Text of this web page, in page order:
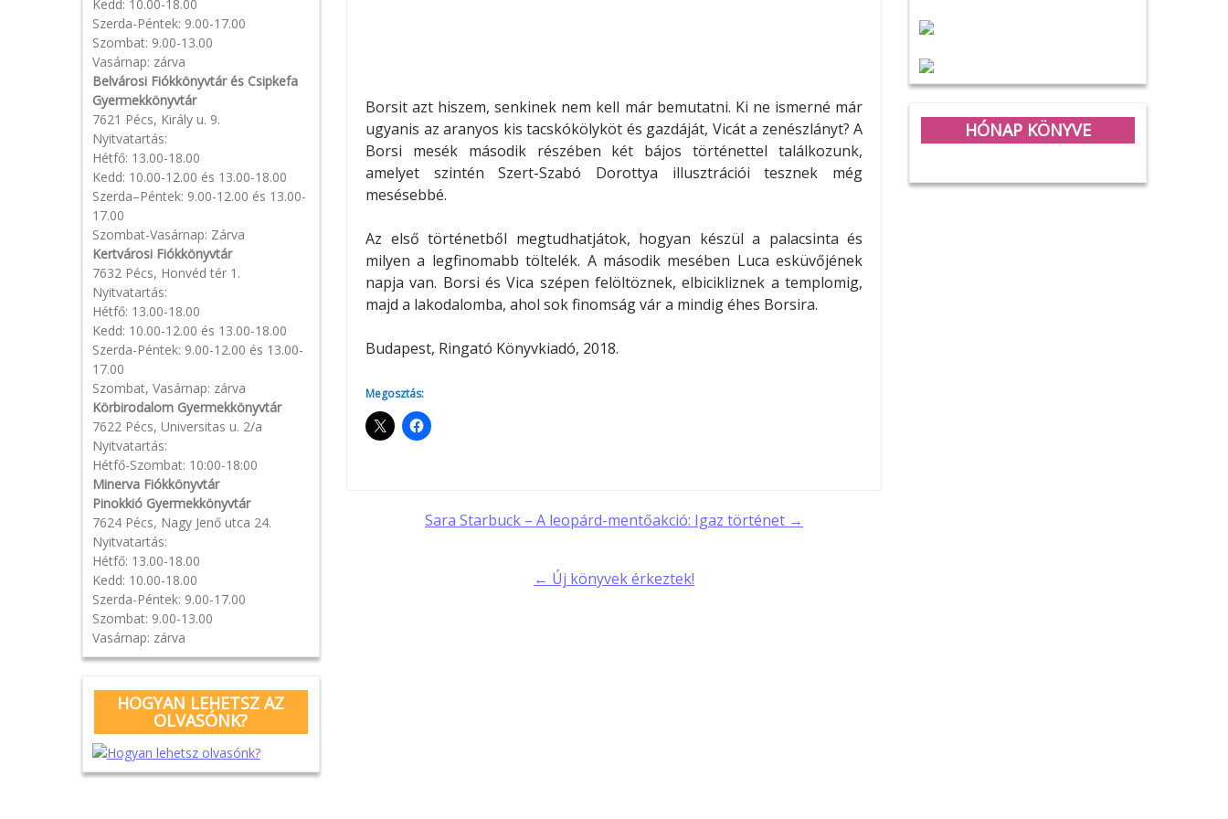
Kedd: 10.00-18.00
Szerda-Péntek: 9.00-17.00
Szombat: 9.00-13.00
Vasárnap: zárva
Belvárosi Fiókkönyvtár és Csipkefa
Gyermekkönyvtár
7621 Pécs, Király u. 9.
Nyitvatartás:
Hétfő: 13.00-18.00
Kedd: 10.00-12.00 és 13.00-18.00
Szerda–Péntek: 9.00-12.00 és 13.00-
17.00
Szombat-Vasárnap: Zárva
Kertvárosi Fiókkönyvtár
7632 Pécs, Honvéd tér 1.
Nyitvatartás:
Hétfő: 13.00-18.00
Kedd: 10.00-12.00 és 13.00-18.00
Szerda-Péntek: 9.00-12.00 és 13.00-
17.00
Szombat, Vasárnap: zárva
Körbirodalom Gyermekkönyvtár
7622 Pécs, Universitas u. 2/a
Nyitvatartás:
Hétfő-Szombat: 10:00-18:00
Minerva Fiókkönyvtár
Pinokkió Gyermekkönyvtár
7624 Pécs, Nagy Jenő utca 24.
Nyitvatartás:
Hétfő: 13.00-18.00
Kedd: 10.00-18.00
Szerda-Péntek: 9.00-17.00
Szombat: 9.00-13.00
Vasárnap: zárva
HOGYAN LEHETSZ AZ
OLVASÓNK?
HÓNAP KÖNYVE
Borsit azt hiszem, senkinek nem kell már bemutatni. Ki ne ismerné már
ugyanis az aranyos kis tacskókölyköt és gazdáját, Vicát a zenészlányt? A
Borsi mesék második részében két bájos történettel találkozunk,
amelyet szintén Szert-Szabó Dorottya illusztrációi tesznek még
mesésebbé.
Az első történetből megtudhatjátok, hogyan készül a palacsinta és
milyen a legfinomabb töltelék. A második mesében Luca esküvőjének
napja van. Borsi és Vica szépen felöltöznek, elbicikliznek a templomig,
majd a lakodalomba, ahol sok finomság vár a mindig éhes Borsira.
Budapest, Ringató Könyvkiadó, 2018.
Megosztás:
Sara Starbuck – A leopárd-mentőakció: Igaz történet →
← Új könyvek érkeztek!